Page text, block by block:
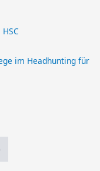
im Headhunting für